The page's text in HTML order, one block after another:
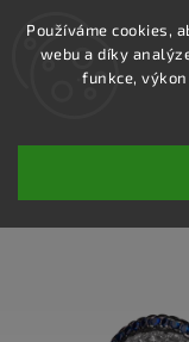
Používáme cookies,
webu a díky
funkce,
SS294E -